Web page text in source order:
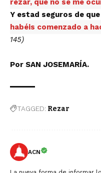
rezar, que no se me
Y estad seguros de que
habéis comenzado a
145)
Por SAN JOSEMARÍA.
TAGGED: Rezar
ACN